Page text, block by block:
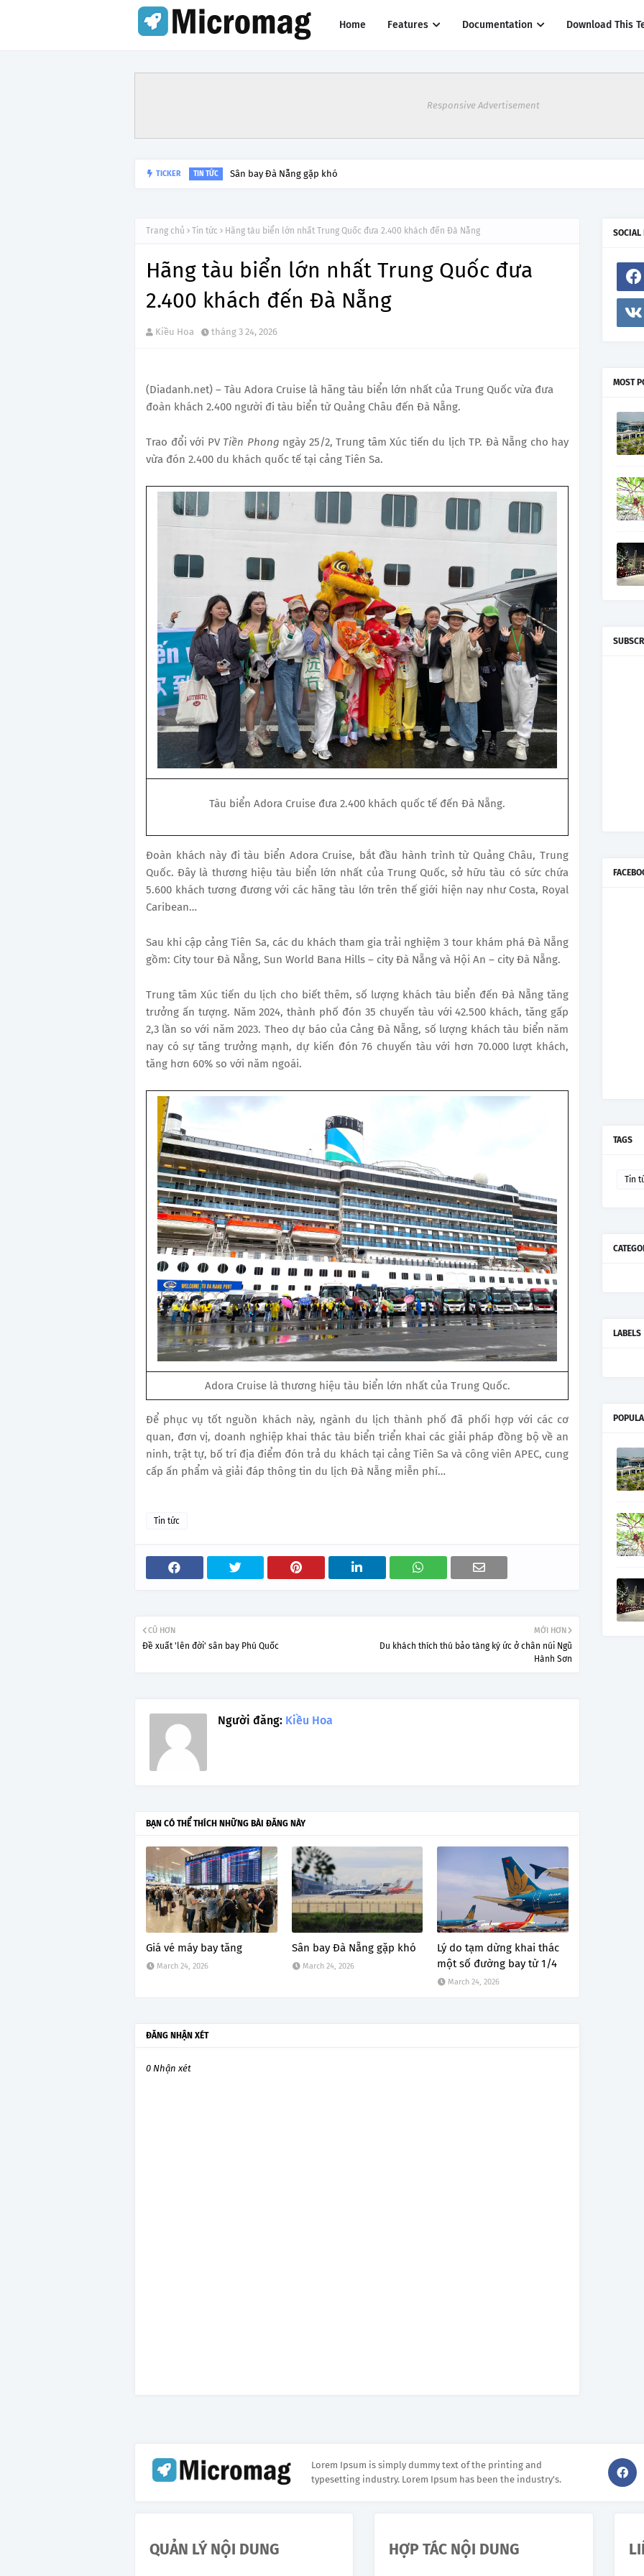
Home Features Documentation Download This
Responsive Advertisement
TICKER TIN TỨC Sân bay Đà Nẵng gặp khó
Trang chủ Tin tức Hãng tàu biển lớn nhất Trung Quốc đưa 2.400 khách đến Đà Nẵng
Hãng tàu biển lớn nhất Trung Quốc đưa
2.400 khách đến Đà Nẵng
Kiều Hoa tháng 3 24, 2026
(Diadanh.net) – Tàu Adora Cruise là hãng tàu biển lớn nhất của Trung Quốc vừa đưa
đoàn khách 2.400 người đi tàu biển từ Quảng Châu đến Đà Nẵng.
Trao đổi với PV Tiền Phong ngày 25/2, Trung tâm Xúc tiến du lịch TP. Đà Nẵng cho hay
vừa đón 2.400 du khách quốc tế tại cảng Tiên Sa.
Tàu biển Adora Cruise đưa 2.400 khách quốc tế đến Đà Nẵng.
Đoàn khách này đi tàu biển Adora Cruise, bắt đầu hành trình từ Quảng Châu, Trung
Quốc. Đây là thương hiệu tàu biển lớn nhất của Trung Quốc, sở hữu tàu có sức chứa
5.600 khách tương đương với các hãng tàu lớn trên thế giới hiện nay như Costa, Royal
Caribean…
Sau khi cập cảng Tiên Sa, các du khách tham gia trải nghiệm 3 tour khám phá Đà Nẵng
gồm: City tour Đà Nẵng, Sun World Bana Hills – city Đà Nẵng và Hội An – city Đà Nẵng.
Trung tâm Xúc tiến du lịch cho biết thêm, số lượng khách tàu biển đến Đà Nẵng tăng
trưởng ấn tượng. Năm 2024, thành phố đón 35 chuyến tàu với 42.500 khách, tăng gấp
2,3 lần so với năm 2023. Theo dự báo của Cảng Đà Nẵng, số lượng khách tàu biển năm
nay có sự tăng trưởng mạnh, dự kiến đón 76 chuyến tàu với hơn 70.000 lượt khách,
tăng hơn 60% so với năm ngoái.
Adora Cruise là thương hiệu tàu biển lớn nhất của Trung Quốc.
Để phục vụ tốt nguồn khách này, ngành du lịch thành phố đã phối hợp với các cơ
quan, đơn vị, doanh nghiệp khai thác tàu biển triển khai các giải pháp đồng bộ về an
ninh, trật tự, bố trí địa điểm đón trả du khách tại cảng Tiên Sa và công viên APEC, cung
cấp ấn phẩm và giải đáp thông tin du lịch Đà Nẵng miễn phí…
Tin tức
MỚI HƠN
Du khách thích thú bảo tàng ký ức ở chân núi Ngũ
Hành Sơn
CŨ HƠN
Đề xuất 'lên đời' sân bay Phú Quốc
Người đăng: Kiều Hoa
BẠN CÓ THỂ THÍCH NHỮNG BÀI ĐĂNG NÀY
Giá vé máy bay tăng
March 24, 2026
Sân bay Đà Nẵng gặp khó
March 24, 2026
Lý do tạm dừng khai thác
một số đường bay từ 1/4
March 24, 2026
ĐĂNG NHẬN XÉT
0 Nhận xét
SOCIAL
MOST
TAGS
Tin
LABELS
Lorem Ipsum is simply dummy text of the printing and
typesetting industry. Lorem Ipsum has been the industry's.
QUẢN LÝ NỘI DUNG HỢP TÁC NỘI DUNG